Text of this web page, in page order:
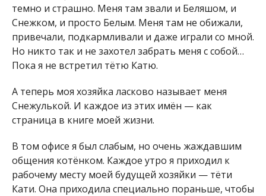
темно и страшно. Меня там звали и Беляшом, и
Снежком, и просто Белым. Меня там не обижали,
привечали, подкармливали и даже играли со мной.
Но никто так и не захотел забрать меня с собой…
Пока я не встретил тётю Катю.
А теперь моя хозяйка ласково называет меня
Снежулькой. И каждое из этих имён — как
страница в книге моей жизни.
В том офисе я был слабым, но очень жаждавшим
общения котёнком. Каждое утро я приходил к
рабочему месту моей будущей хозяйки — тёти
Кати. Она приходила специально пораньше, чтобы